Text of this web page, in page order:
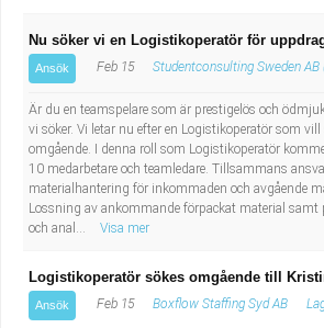
Nu söker vi en Logistikoperatör för
Ansök Feb 15 Studentconsulting Sweden AB
Är du en teamspelare som är prestigelös och
vi söker. Vi letar nu efter en Logistikoperatör som
omgående. I denna roll som Logistikoperatör
10 medarbetare och teamledare. Tillsammans
materialhantering för inkommaden och avgående
Lossning av ankommande förpackat material samt
och anal...
Visa mer
Logistikoperatör sökes omgående till
Ansök Feb 15 Boxflow Staffing Syd AB